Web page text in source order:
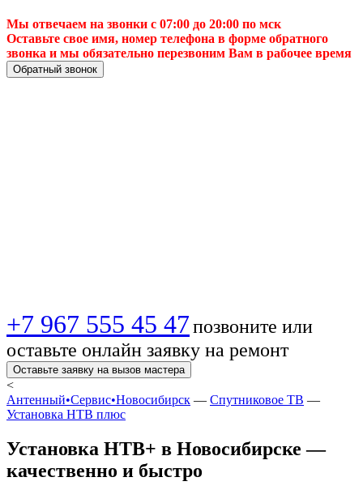
Мы отвечаем на звонки с 07:00 до 20:00 по мск
Оставьте свое имя, номер телефона в форме обратного
звонка и мы обязательно перезвоним Вам в рабочее время
Обратный звонок
+7 967 555 45 47позвоните или
оставьте онлайн заявку на ремонт
Оставьте заявку на вызов мастера
<
Антенный•Сервис•Новосибирск — Спутниковое ТВ —
Установка НТВ плюс
Установка НТВ+ в Новосибирске —
качественно и быстро